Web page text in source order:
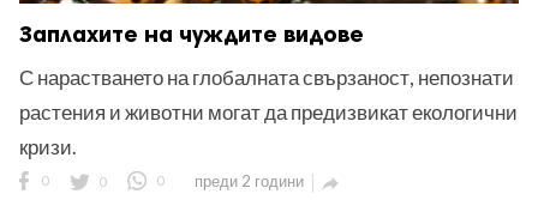
Заплахите на чуждите видове
С нарастването на глобалната свързаност, непознати
растения и животни могат да предизвикат екологични
кризи.
0 0 0 преди 2 години 